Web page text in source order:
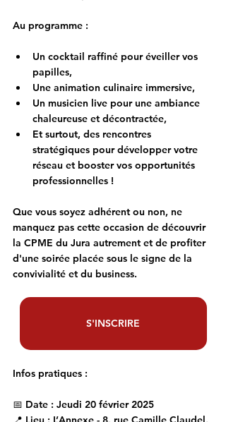
Au programme :
Un cocktail raffiné pour éveiller vos
papilles,
Une animation culinaire immersive,
Un musicien live pour une ambiance
chaleureuse et décontractée,
Et surtout, des rencontres
stratégiques pour développer votre
réseau et booster vos opportunités
professionnelles !
Que vous soyez adhérent ou non, ne
manquez pas cette occasion de découvrir
la CPME du Jura autrement et de profiter
d'une soirée placée sous le signe de la
convivialité et du business.
S'INSCRIRE
Infos pratiques :
📅 Date : Jeudi 20 février 2025